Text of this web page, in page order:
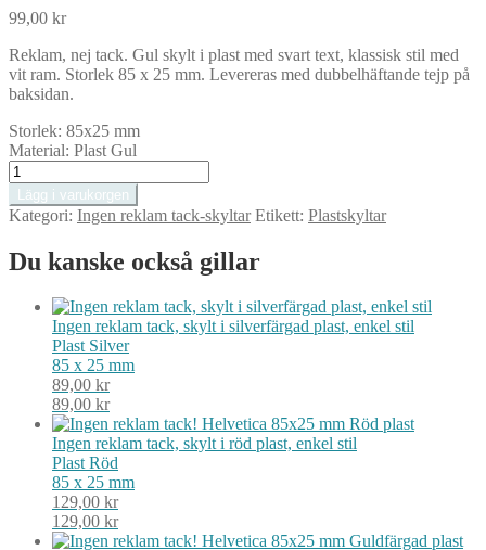
99,00 kr
Reklam, nej tack. Gul skylt i plast med svart text, klassisk stil med
vit ram. Storlek 85 x 25 mm. Levereras med dubbelhäftande tejp på
baksidan.
Storlek: 85x25 mm
Material: Plast Gul
Reklam,
nej
tack,
skylt
gul
klassisk
mängd
Lägg i varukorgen
Kategori: Ingen reklam tack-skyltar Etikett: Plastskyltar
Du kanske också gillar
Ingen reklam tack, skylt i silverfärgad plast, enkel stil
Plast Silver
85 x 25 mm
89,00 kr
89,00 kr
Ingen reklam tack, skylt i röd plast, enkel stil
Plast Röd
85 x 25 mm
129,00 kr
129,00 kr